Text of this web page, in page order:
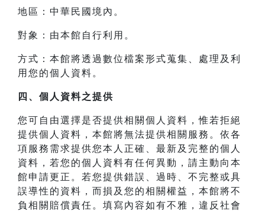
地區：中華民國境內。
對象：由本館自行利用。
方式：本館將透過數位檔案形式蒐集、處理及利
用您的個人資料。
四、 個人資料之提供
您可自由選擇是否提供相關個人資料，惟若拒絕
提供個人資料，本館將無法提供相關服務。依各
項服務需求提供您本人正確、最新及完整的個人
資料，若您的個人資料有任何異動，請主動向本
館申請更正。若您提供錯誤、過時、不完整或具
誤導性的資料，而損及您的相關權益，本館將不
負相關賠償責任。填寫內容如有不雅，違反社會